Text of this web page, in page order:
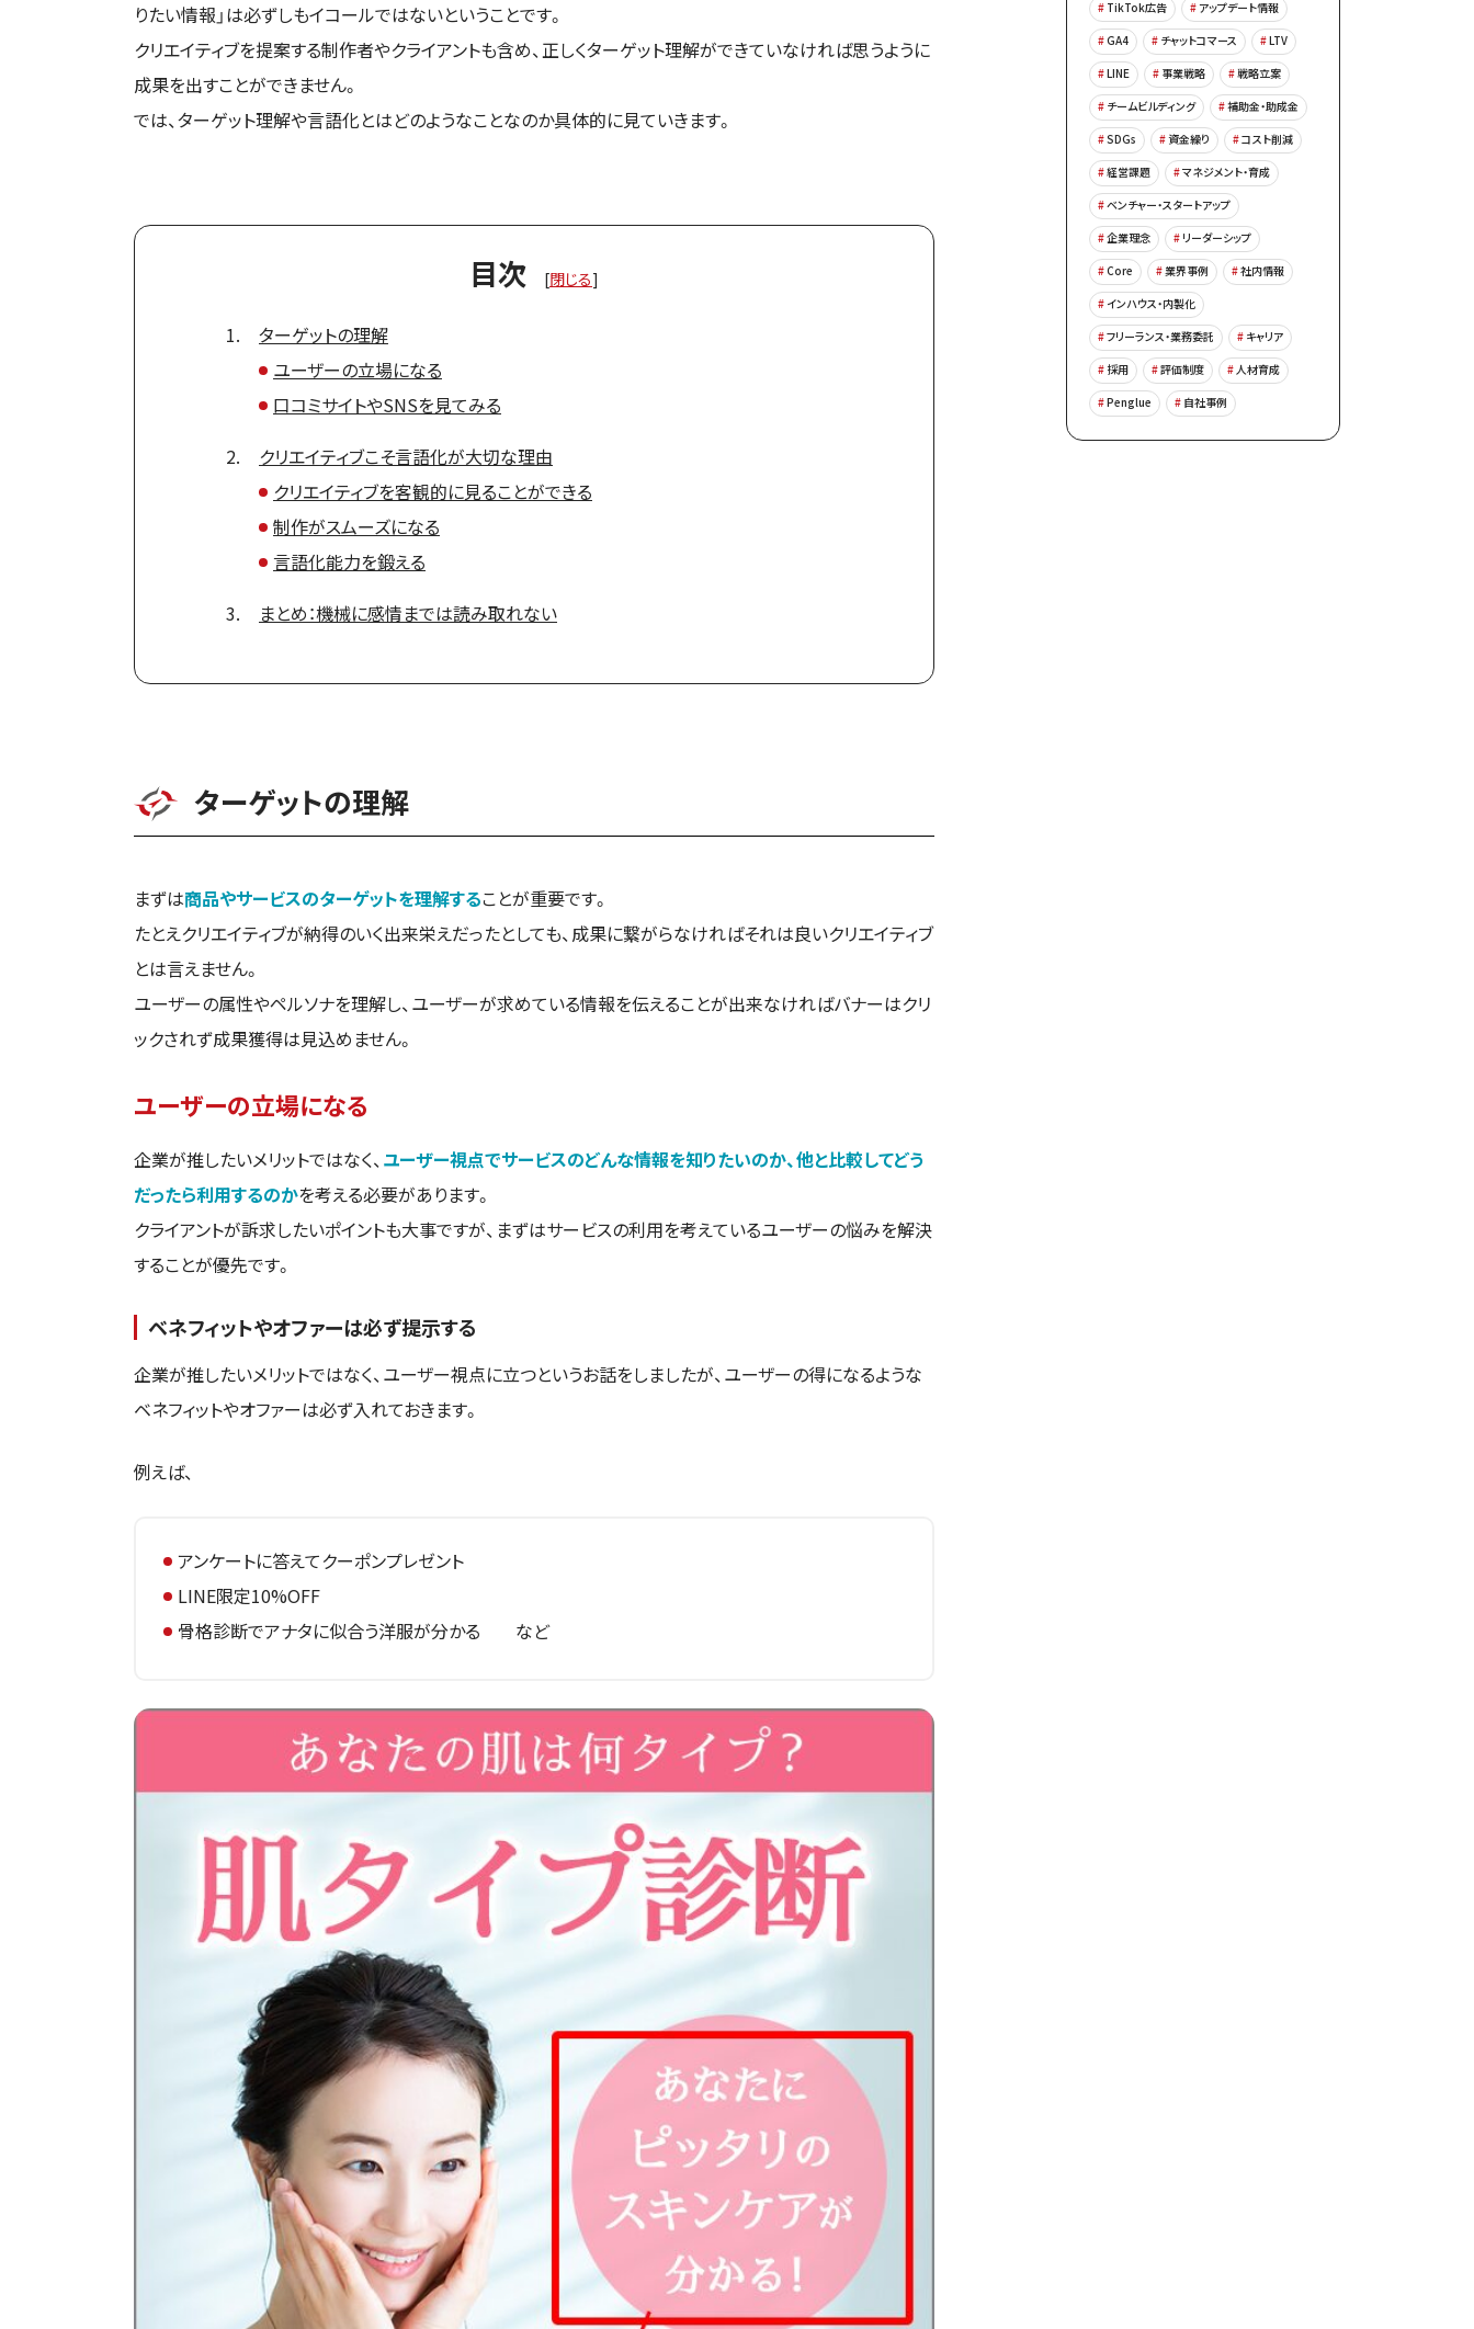
りたい情報」は必ずしもイコールではないということです。
クリエイティブを提案する制作者やクライアントも含め、正しくターゲット理解ができていなければ思うように
成果を出すことができません。
では、ターゲット理解や言語化とはどのようなことなのか具体的に見ていきます。
目次 [閉じる]
ターゲットの理解
ユーザーの立場になる
口コミサイトやSNSを見てみる
クリエイティブこそ言語化が大切な理由
クリエイティブを客観的に見ることができる
制作がスムーズになる
言語化能力を鍛える
まとめ：機械に感情までは読み取れない
ターゲットの理解
まずは商品やサービスのターゲットを理解することが重要です。
たとえクリエイティブが納得のいく出来栄えだったとしても、成果に繋がらなければそれは良いクリエイティブ
とは言えません。
ユーザーの属性やペルソナを理解し、ユーザーが求めている情報を伝えることが出来なければバナーはクリ
ックされず成果獲得は見込めません。
ユーザーの立場になる
企業が推したいメリットではなく、ユーザー視点でサービスのどんな情報を知りたいのか、他と比較してどう
だったら利用するのかを考える必要があります。
クライアントが訴求したいポイントも大事ですが、まずはサービスの利用を考えているユーザーの悩みを解決
することが優先です。
ベネフィットやオファーは必ず提示する
企業が推したいメリットではなく、ユーザー視点に立つというお話をしましたが、ユーザーの得になるような
ベネフィットやオファーは必ず入れておきます。
例えば、
アンケートに答えてクーポンプレゼント
LINE限定10%OFF
骨格診断でアナタに似合う洋服が分かる など
TikTok広告
アップデート情報
GA4
チャットコマース
LTV
LINE
事業戦略
戦略立案
チームビルディング
補助金・助成金
SDGs
資金繰り
コスト削減
経営課題
マネジメント・育成
ベンチャー・スタートアップ
企業理念
リーダーシップ
Core
業界事例
社内情報
インハウス・内製化
フリーランス・業務委託
キャリア
採用
評価制度
人材育成
Penglue
自社事例